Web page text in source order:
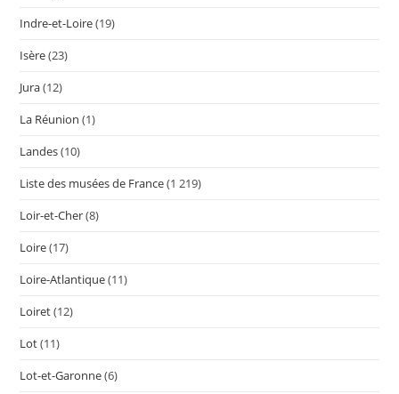
Indre-et-Loire(19)
Isère(23)
Jura(12)
La Réunion (1)
Landes(10)
Liste des musées de France(1 219)
Loir-et-Cher(8)
Loire(17)
Loire-Atlantique(11)
Loiret(12)
Lot(11)
Lot-et-Garonne(6)